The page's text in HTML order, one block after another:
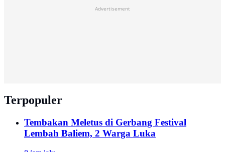
Advertisement
Terpopuler
Tembakan Meletus di Gerbang Festival
Lembah Baliem, 2 Warga Luka